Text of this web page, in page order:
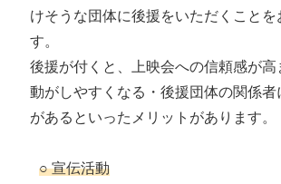
けそうな団体に後援をいただくことを
す。
後援が付くと、上映会への信頼感が高
動がしやすくなる・後援団体の関係者
があるといったメリットがあります。
○ 宣伝活動